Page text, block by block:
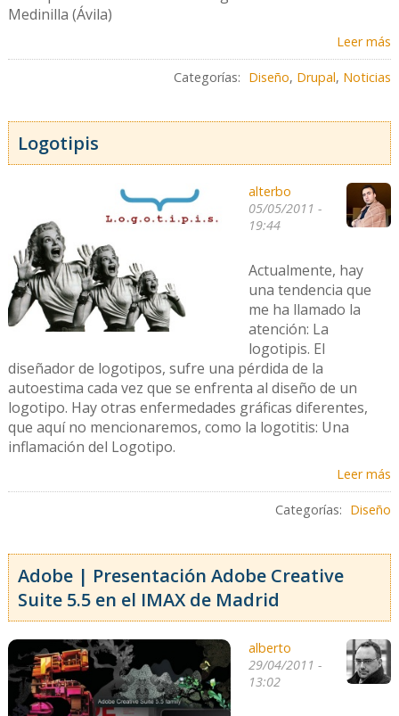
Medinilla (Ávila)
Leer más
Categorías: Diseño, Drupal, Noticias
Logotipis
alterbo
05/05/2011 -
19:44
Actualmente, hay
una tendencia que
me ha llamado la
atención: La
logotipis. El
diseñador de logotipos, sufre una pérdida de la
autoestima cada vez que se enfrenta al diseño de un
logotipo. Hay otras enfermedades gráficas diferentes,
que aquí no mencionaremos, como la logotitis: Una
inflamación del Logotipo.
Leer más
Categorías: Diseño
Adobe | Presentación Adobe Creative
Suite 5.5 en el IMAX de Madrid
alberto
29/04/2011 -
13:02